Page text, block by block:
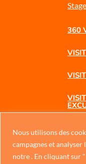
Nous utilisons des
campagnes et
notre . En cliquant sur
360
360